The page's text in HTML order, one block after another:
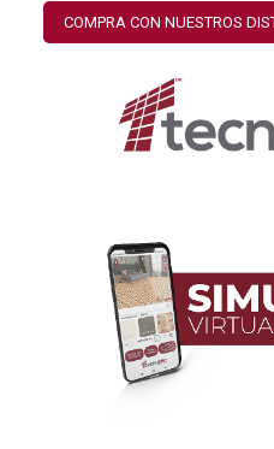
COMPRA CON NUESTROS